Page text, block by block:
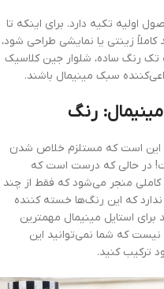
اولیه تکیه دارد. برای اینکه تا
کاملاً زینتی یا نمایشی طراحی شود،
تک رنگ ساده، شلوار جین کلاسیک
سبک مینیمال باشند.
رنگ
این است که مستلزم خلاص شدن
در حالی که درست است که
کاملی منجر می‌شود که فقط از چند
که این رنگ‌ها خسته کننده
استایل مینیمال مهمترین
که شما نمی‌توانید این
ترکیب کنید.